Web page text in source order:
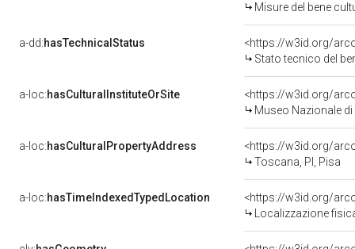
Misure del bene
a-dd:hasTechnicalStatus
<https://w3id.org/
Stato tecnico del
a-loc:hasCulturalInstituteOrSite
<https://w3id.org/
Museo Nazionale
a-loc:hasCulturalPropertyAddress
<https://w3id.org/
Toscana, PI, Pisa
a-loc:hasTimeIndexedTypedLocation
<https://w3id.org/
Localizzazione